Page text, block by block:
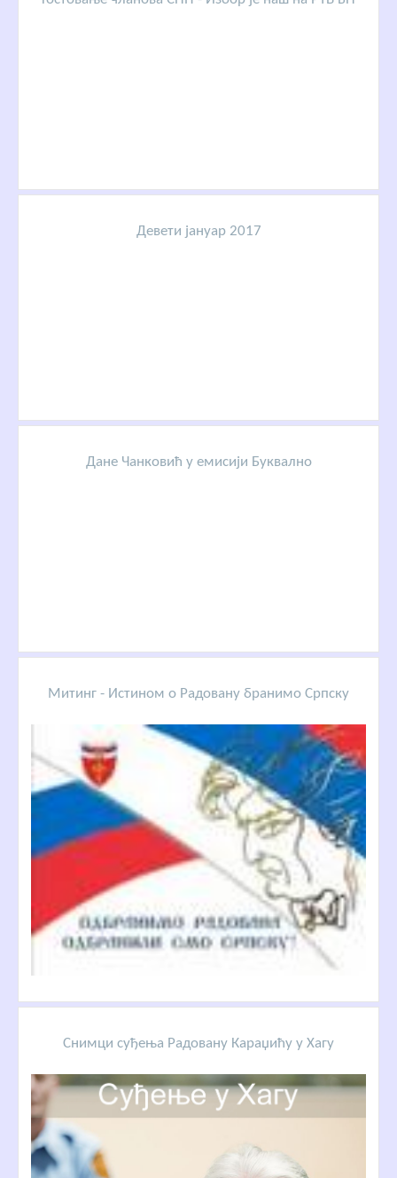
Девети јануар 2017
Дане Чанковић у емисији Буквално
Митинг - Истином о Радовану бранимо Српску
Снимци суђења Радовану Караџићу у Хагу